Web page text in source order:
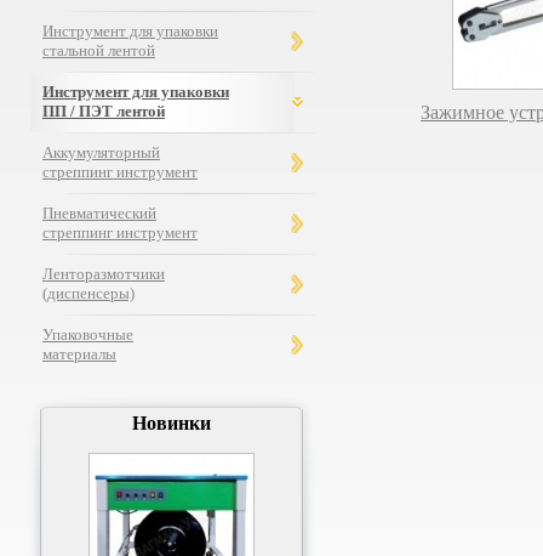
Инструмент для упаковки
стальной лентой
Инструмент для упаковки
ПП / ПЭТ лентой
Аккумуляторный
стреппинг инструмент
Пневматический
стреппинг инструмент
Ленторазмотчики
(диспенсеры)
Упаковочные
материалы
Новинки
Зажимное